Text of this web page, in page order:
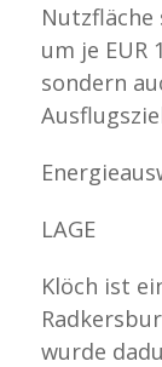
um je
sondern
LAGE
Klöch ist
wurde